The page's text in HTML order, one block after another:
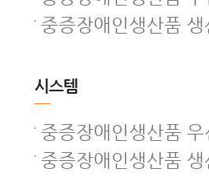
중증장애인생산품
시스템
중증장애인생산품
중증장애인생산품